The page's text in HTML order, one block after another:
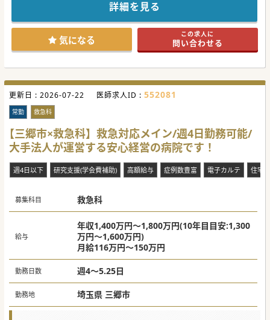
ご家庭との両立もしやすい環境です。
#秋入職可
詳細を見る
気になる この求人に
問い合わせる
更新日 : 2026-07-22 医師求人ID : 552081
常勤 救急科
【三郷市×救急科】救急対応メイン/週4日勤務可能/
大手法人が運営する安心経営の病院です！
週4日以下 研究支援(学会費補助) 高額給与 症例数豊富 電子カルテ 住宅
募集科目 救急科
給与
年収1,400万円～1,800万円(10年目目安:1,300
万円～1,600万円)
月給116万円～150万円
勤務日数 週4～5.25日
勤務地 埼玉県 三郷市